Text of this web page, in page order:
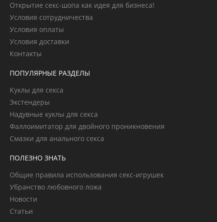
Открытие секс-шопа как идея для бизнеса!
Условия сотрудничества
Условия оплаты
Условия доставки
Контакты
ПОПУЛЯРНЫЕ РАЗДЕЛЫ
Куклы для секса
Экстендеры
Надувные куклы для секса
Фаллоимитатор для двойного проникновения
Смазки для анального секса
ПОЛЕЗНО ЗНАТЬ
Общие правила использования секс-игрушек
Убранство любовного ложа
Новости
Статьи